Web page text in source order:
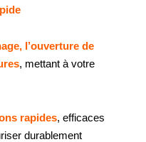
l’ouverture de
, mettant à votre
rapides, efficaces
durablement